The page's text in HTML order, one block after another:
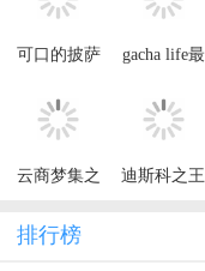
可口的披萨
2025正版
gacha life最
云商梦集之
版
迪斯科之王
排行榜